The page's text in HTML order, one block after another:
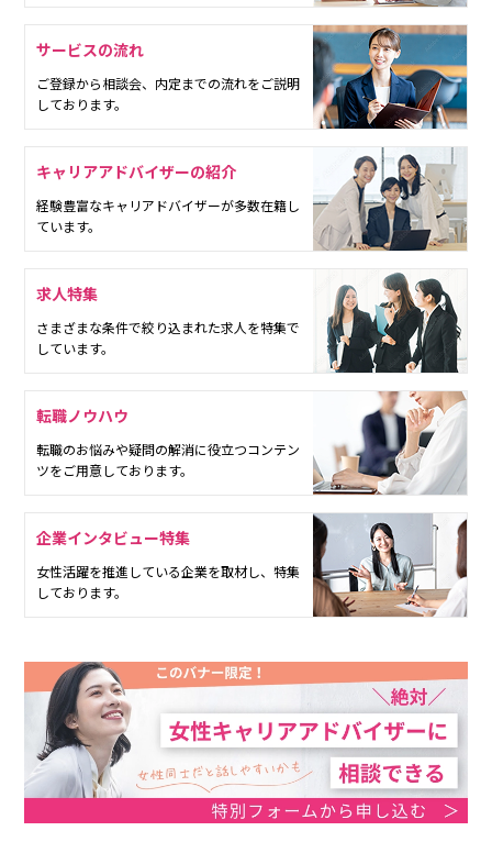
サービスの流れ
ご登録から相談会、内定までの流れをご説明
しております。
キャリアアドバイザーの紹介
経験豊富なキャリアドバイザーが多数在籍し
ています。
求人特集
さまざまな条件で絞り込まれた求人を特集で
しています。
転職ノウハウ
転職のお悩みや疑問の解消に役立つコンテン
ツをご用意しております。
企業インタビュー特集
女性活躍を推進している企業を取材し、特集
しております。